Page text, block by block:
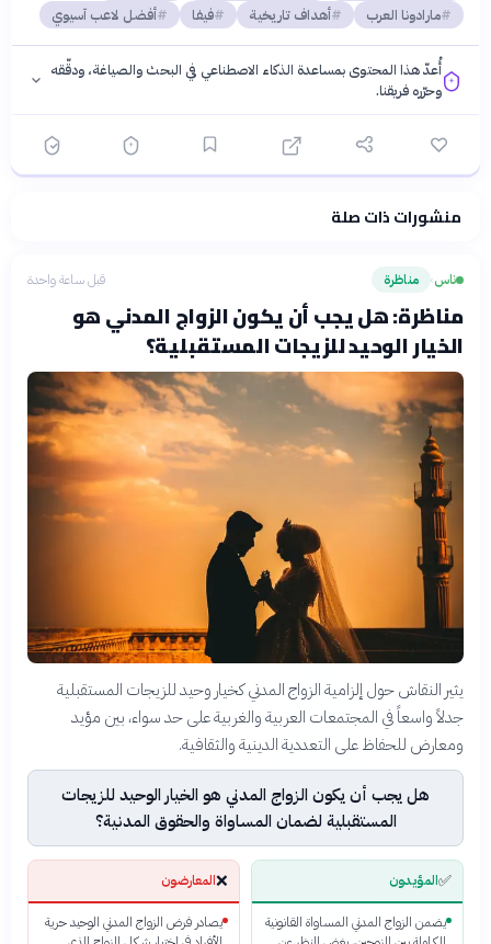
مارادونا العرب
أهداف تاريخية فيفا أفضل لاعب آسيوي
أُعدّ هذا المحتوى بمساعدة الذكاء الاصطناعي في البحث والصياغة، ودقّقه
وحرّره فريقنا.
فلسفتنا المعرفية· سياسة الذكاء الاصطناعيمنشورات ذات صلة
ناس› مناظرة قبل ساعة واحدة
مناظرة: هل يجب أن يكون الزواج المدني هو
الخيار الوحيد للزيجات المستقبلية؟
يثير النقاش حول إلزامية الزواج المدني كخيار وحيد للزيجات المستقبلية
جدلاً واسعاً في المجتمعات العربية والغربية على حد سواء، بين مؤيد
ومعارض للحفاظ على التعددية الدينية والثقافية.
هل يجب أن يكون الزواج المدني هو الخيار الوحيد للزيجات
المستقبلية لضمان المساواة والحقوق المدنية؟
✅المؤيدون
يضمن الزواج المدني المساواة القانونية
❌المعارضون
يصادر فرض الزواج المدني الوحيد حرية